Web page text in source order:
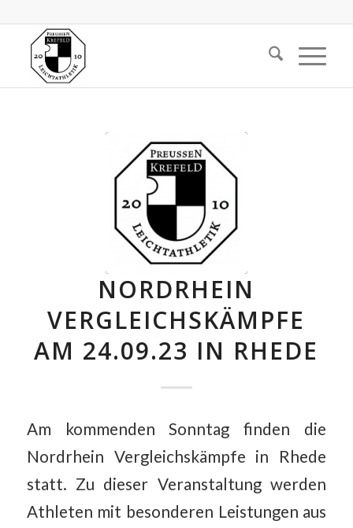
NORDRHEIN
VERGLEICHSKÄMPFE
AM 24.09.23 IN RHEDE
Am kommenden Sonntag finden die
Nordrhein Vergleichskämpfe in Rhede
statt. Zu dieser Veranstaltung werden
Athleten mit besonderen Leistungen aus